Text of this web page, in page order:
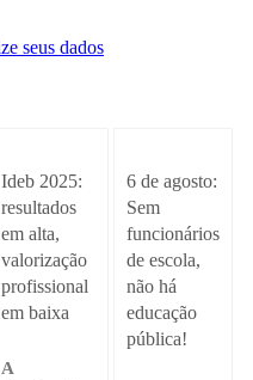
Ideb 2025:
resultados
em alta,
valorização
profissional
em baixa
A
6 de agosto:
Sem
funcionários
de escola,
não há
educação
pública!